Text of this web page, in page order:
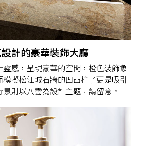
計的豪華裝飾大廳
感，呈現豪華的空間，橙色裝飾象
擬松江城石牆的凹凸柱子更是吸引
則以八雲為設計主題，請留意。